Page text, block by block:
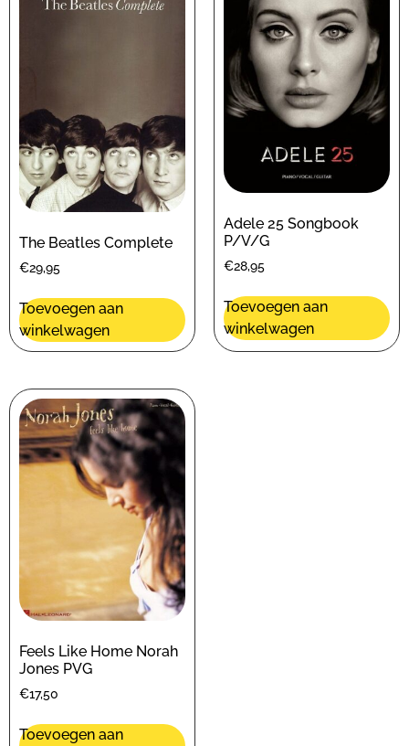
The Beatles Complete
€29,95
Toevoegen aan
winkelwagen
Adele 25 Songbook
P/V/G
€28,95
Toevoegen aan
winkelwagen
Feels Like Home Norah
Jones PVG
€17,50
Toevoegen aan